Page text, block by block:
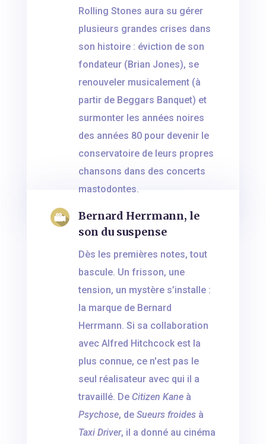
Rolling Stones aura su gérer
plusieurs grandes crises dans
son histoire : éviction de son
fondateur (Brian Jones), se
renouveler musicalement (à
partir de Beggars Banquet) et
surmonter les années noires
des années 80 pour devenir le
conservatoire de leurs propres
chansons dans des concerts
mastodontes.
Bernard Herrmann, le
son du suspense
Dès les premières notes, tout
bascule. Un frisson, une
tension, un mystère s’installe :
la marque de Bernard
Herrmann. Si sa collaboration
avec Alfred Hitchcock est la
plus connue, ce n'est pas le
seul réalisateur avec qui il a
travaillé. De Citizen Kaneà
Psychose, de Sueurs froidesà
Taxi Driver, il a donné au cinéma